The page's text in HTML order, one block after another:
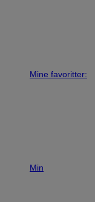
Mine favoritter:
Min